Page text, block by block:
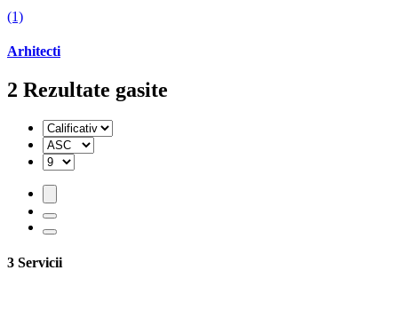
(1)
Arhitecti
2 Rezultate gasite
3 Servicii